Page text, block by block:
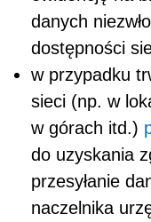
danych
dostępności
w przypadku
sieci (np. w
w górach itd.)
do uzyskania
przesyłanie
naczelnika